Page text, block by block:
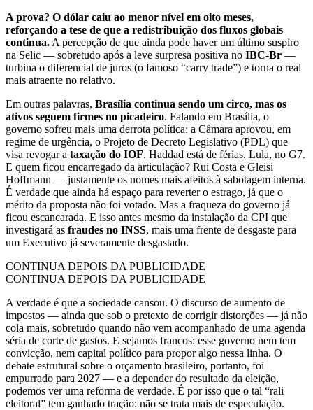
A prova? O dólar caiu ao menor nível em oito meses,
reforçando a tese de que a redistribuição dos fluxos globais
continua. A percepção de que ainda pode haver um último suspiro
na Selic — sobretudo após a leve surpresa positiva no IBC-Br —
turbina o diferencial de juros (o famoso “carry trade”) e torna o real
mais atraente no relativo.
Em outras palavras, Brasília continua sendo um circo, mas os
ativos seguem firmes no picadeiro. Falando em Brasília, o
governo sofreu mais uma derrota política: a Câmara aprovou, em
regime de urgência, o Projeto de Decreto Legislativo (PDL) que
visa revogar a taxação do IOF. Haddad está de férias. Lula, no G7.
E quem ficou encarregado da articulação? Rui Costa e Gleisi
Hoffmann — justamente os nomes mais afeitos à sabotagem interna.
É verdade que ainda há espaço para reverter o estrago, já que o
mérito da proposta não foi votado. Mas a fraqueza do governo já
ficou escancarada. E isso antes mesmo da instalação da CPI que
investigará as fraudes no INSS, mais uma frente de desgaste para
um Executivo já severamente desgastado.
CONTINUA DEPOIS DA PUBLICIDADE
CONTINUA DEPOIS DA PUBLICIDADE
A verdade é que a sociedade cansou. O discurso de aumento de
impostos — ainda que sob o pretexto de corrigir distorções — já não
cola mais, sobretudo quando não vem acompanhado de uma agenda
séria de corte de gastos. E sejamos francos: esse governo nem tem
convicção, nem capital político para propor algo nessa linha. O
debate estrutural sobre o orçamento brasileiro, portanto, foi
empurrado para 2027 — e a depender do resultado da eleição,
podemos ver uma reforma de verdade. É por isso que o tal “rali
eleitoral” tem ganhado tração: não se trata mais de especulação.